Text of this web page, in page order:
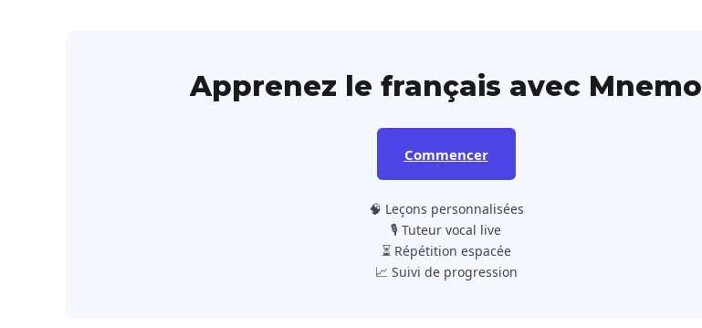
Apprenez le français avec Mnemo
Commencer
🧠 Leçons personnalisées
🎙️ Tuteur vocal live
⏳ Répétition espacée
📈 Suivi de progression